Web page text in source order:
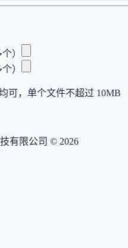
）
）
可，单个文件不超过 10MB
有限公司 © 2026